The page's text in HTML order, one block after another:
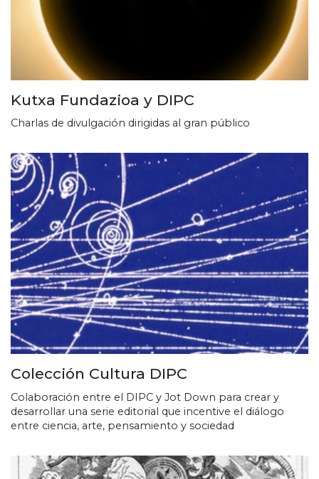
Kutxa Fundazioa y DIPC
Charlas de divulgación dirigidas al gran público
Colección Cultura DIPC
Colaboración entre el DIPC y Jot Down para crear y
desarrollar una serie editorial que incentive el diálogo
entre ciencia, arte, pensamiento y sociedad